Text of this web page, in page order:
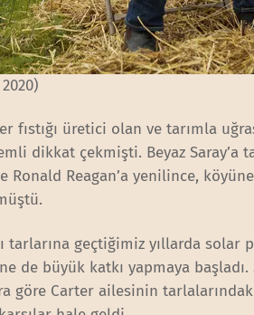
fıstığı üretici olan ve tarımla
dikkat çekmişti. Beyaz
Ronald Reagan’a yenilince,
tarlarına geçtiğimiz yıllarda solar
de büyük katkı yapmaya
göre Carter ailesinin